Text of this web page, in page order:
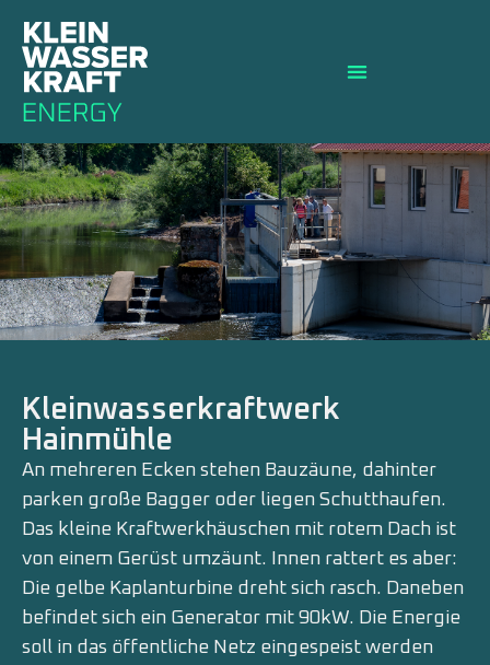
Kleinwasserkraftwerk
Hainmühle
An mehreren Ecken stehen Bauzäune, dahinter
parken große Bagger oder liegen Schutthaufen.
Das kleine Kraftwerkhäuschen mit rotem Dach ist
von einem Gerüst umzäunt. Innen rattert es aber:
Die gelbe Kaplanturbine dreht sich rasch. Daneben
befindet sich ein Generator mit 90kW. Die Energie
soll in das öffentliche Netz eingespeist werden